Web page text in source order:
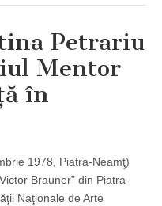
Petrariu
Mentor
în
1978, Piatra-Neamţ)
Brauner” din Piatra-
Naţionale de Arte